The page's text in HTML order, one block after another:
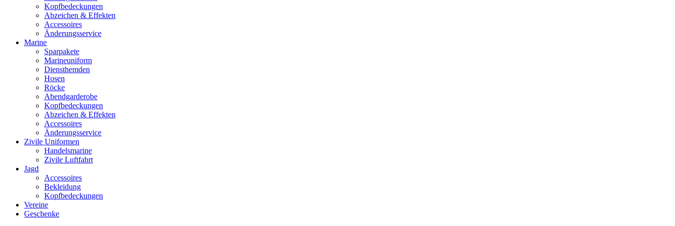
Kopfbedeckungen
Abzeichen & Effekten
Accessoires
Änderungsservice
Marine
Sparpakete
Marineuniform
Diensthemden
Hosen
Röcke
Abendgarderobe
Kopfbedeckungen
Abzeichen & Effekten
Accessoires
Änderungsservice
Zivile Uniformen
Handelsmarine
Zivile Luftfahrt
Jagd
Accessoires
Bekleidung
Kopfbedeckungen
Vereine
Geschenke